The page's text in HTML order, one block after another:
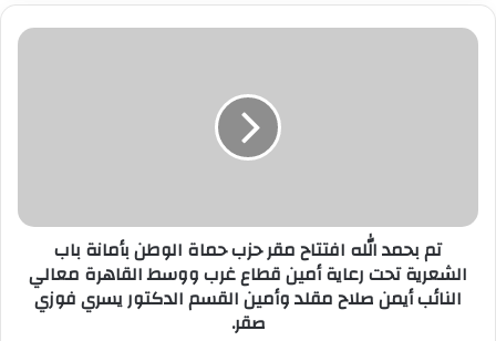
د
ر
تم بحمد الله افتتاح مقر حزب حماة الوطن بأمانة باب
الشعرية تحت رعاية أمين قطاع غرب ووسط القاهرة معالي
النائب أيمن صلاح مقلد وأمين القسم الدكتور يسري فوزي
صقر.